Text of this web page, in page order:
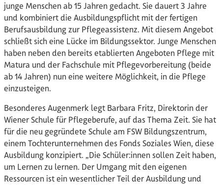
junge Menschen ab 15 Jahren gedacht. Sie dauert 3 Jahre
und kombiniert die Ausbildungspflicht mit der fertigen
Berufsausbildung zur Pflegeassistenz. Mit diesem Angebot
schließt sich eine Lücke im Bildungssektor. Junge Menschen
haben neben den bereits etablierten Angeboten Pflege mit
Matura und der Fachschule mit Pflegevorbereitung (beide
ab 14 Jahren) nun eine weitere Möglichkeit, in die Pflege
einzusteigen.
Besonderes Augenmerk legt Barbara Fritz, Direktorin der
Wiener Schule für Pflegeberufe, auf das Thema Zeit. Sie hat
für die neu gegründete Schule am FSW Bildungszentrum,
einem Tochterunternehmen des Fonds Soziales Wien, diese
Ausbildung konzipiert. „Die Schüler:innen sollen Zeit haben,
um Lernen zu lernen. Der Umgang mit den eigenen
Ressourcen ist ein wesentlicher Teil der Ausbildung und